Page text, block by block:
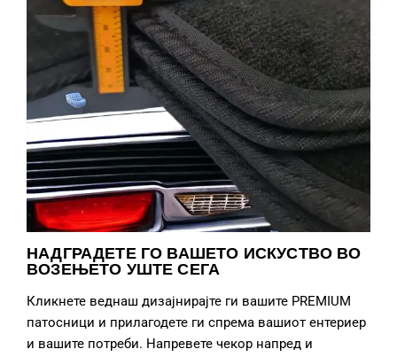
НАДГРАДЕТЕ ГО ВАШЕТО ИСКУСТВО ВО
ВОЗЕЊЕТО УШТЕ СЕГА
Кликнете веднаш дизајнирајте ги вашите PREMIUM
патосници и прилагодете ги спрема вашиот ентериер
и вашите потреби. Напревете чекор напред и